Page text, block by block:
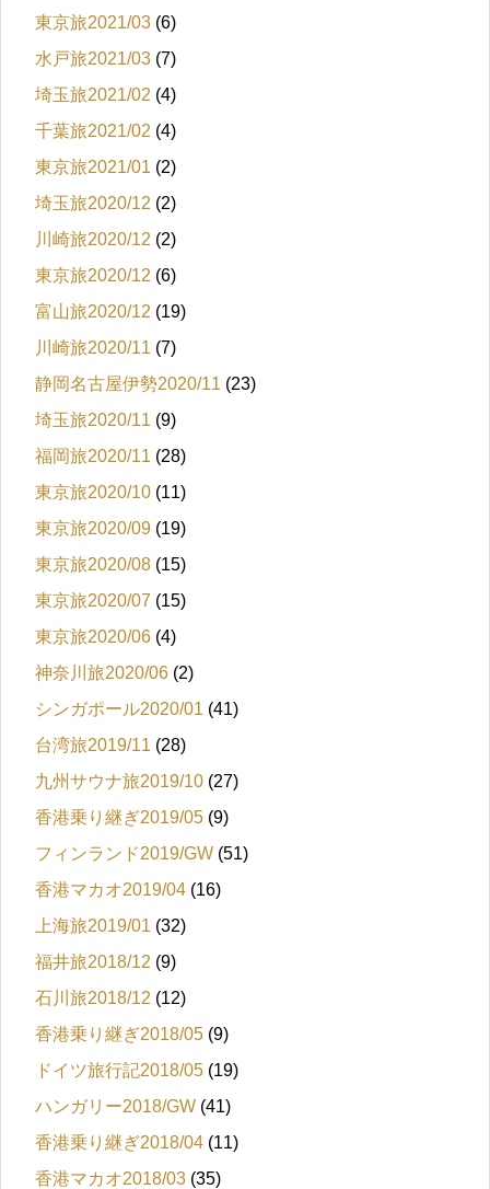
東京旅2021/03 (6)
水戸旅2021/03 (7)
埼玉旅2021/02 (4)
千葉旅2021/02 (4)
東京旅2021/01 (2)
埼玉旅2020/12 (2)
川崎旅2020/12 (2)
東京旅2020/12 (6)
富山旅2020/12 (19)
川崎旅2020/11 (7)
静岡名古屋伊勢2020/11 (23)
埼玉旅2020/11 (9)
福岡旅2020/11 (28)
東京旅2020/10 (11)
東京旅2020/09 (19)
東京旅2020/08 (15)
東京旅2020/07 (15)
東京旅2020/06 (4)
神奈川旅2020/06 (2)
シンガポール2020/01 (41)
台湾旅2019/11 (28)
九州サウナ旅2019/10 (27)
香港乗り継ぎ2019/05 (9)
フィンランド2019/GW (51)
香港マカオ2019/04 (16)
上海旅2019/01 (32)
福井旅2018/12 (9)
石川旅2018/12 (12)
香港乗り継ぎ2018/05 (9)
ドイツ旅行記2018/05 (19)
ハンガリー2018/GW (41)
香港乗り継ぎ2018/04 (11)
香港マカオ2018/03 (35)